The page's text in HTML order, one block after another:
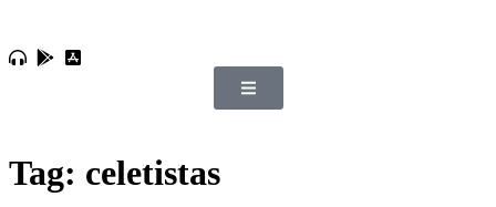
Tag: celetistas